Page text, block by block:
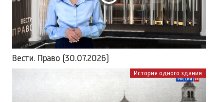
Вести. Право (30.07.2026)
История одного здания